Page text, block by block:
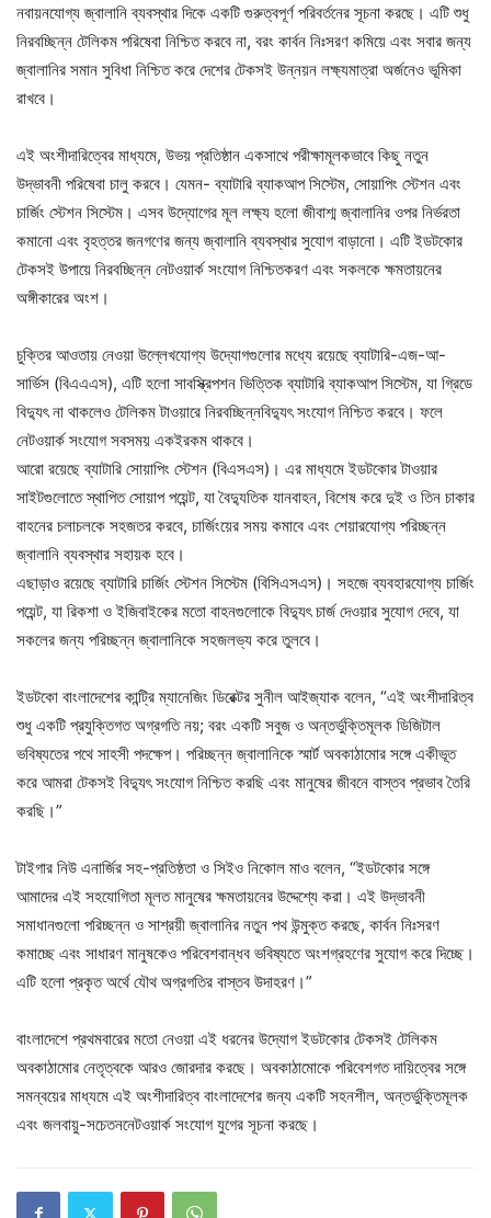
নবায়নযোগ্য জ্বালানি ব্যবস্থার দিকে একটি গুরুত্বপূর্ণ পরিবর্তনের সূচনা করছে। এটি শুধু
নিরবচ্ছিন্ন টেলিকম পরিষেবা নিশ্চিত করবে না, বরং কার্বন নিঃসরণ কমিয়ে এবং সবার জন্য
জ্বালানির সমান সুবিধা নিশ্চিত করে দেশের টেকসই উন্নয়ন লক্ষ্যমাত্রা অর্জনেও ভূমিকা
রাখবে।
এই অংশীদারিত্বের মাধ্যমে, উভয় প্রতিষ্ঠান একসাথে পরীক্ষামূলকভাবে কিছু নতুন
উদ্ভাবনী পরিষেবা চালু করবে। যেমন- ব্যাটারি ব্যাকআপ সিস্টেম, সোয়াপিং স্টেশন এবং
চার্জিং স্টেশন সিস্টেম। এসব উদ্যোগের মূল লক্ষ্য হলো জীবাশ্ম জ্বালানির ওপর নির্ভরতা
কমানো এবং বৃহত্তর জনগণের জন্য জ্বালানি ব্যবস্থার সুযোগ বাড়ানো। এটি ইডটকোর
টেকসই উপায়ে নিরবচ্ছিন্ন নেটওয়ার্ক সংযোগ নিশ্চিতকরণ এবং সকলকে ক্ষমতায়নের
অঙ্গীকারের অংশ।
চুক্তির আওতায় নেওয়া উল্লেখযোগ্য উদ্যোগগুলোর মধ্যে রয়েছে ব্যাটারি-এজ-আ-
সার্ভিস (বিএএএস), এটি হলো সাবস্ক্রিপশন ভিত্তিক ব্যাটারি ব্যাকআপ সিস্টেম, যা গ্রিডে
বিদ্যুৎ না থাকলেও টেলিকম টাওয়ারে নিরবচ্ছিন্নবিদ্যুৎ সংযোগ নিশ্চিত করবে। ফলে
নেটওয়ার্ক সংযোগ সবসময় একইরকম থাকবে।
আরো রয়েছে ব্যাটারি সোয়াপিং স্টেশন (বিএসএস)। এর মাধ্যমে ইডটকোর টাওয়ার
সাইটগুলোতে স্থাপিত সোয়াপ পয়েন্ট, যা বৈদ্যুতিক যানবাহন, বিশেষ করে দুই ও তিন চাকার
বাহনের চলাচলকে সহজতর করবে, চার্জিংয়ের সময় কমাবে এবং শেয়ারযোগ্য পরিচ্ছন্ন
জ্বালানি ব্যবস্থার সহায়ক হবে।
এছাড়াও রয়েছে ব্যাটারি চার্জিং স্টেশন সিস্টেম (বিসিএসএস)। সহজে ব্যবহারযোগ্য চার্জিং
পয়েন্ট, যা রিকশা ও ইজিবাইকের মতো বাহনগুলোকে বিদ্যুৎ চার্জ দেওয়ার সুযোগ দেবে, যা
সকলের জন্য পরিচ্ছন্ন জ্বালানিকে সহজলভ্য করে তুলবে।
ইডটকো বাংলাদেশের কান্ট্রি ম্যানেজিং ডিরেক্টর সুনীল আইজ্যাক বলেন, “এই অংশীদারিত্ব
শুধু একটি প্রযুক্তিগত অগ্রগতি নয়; বরং একটি সবুজ ও অন্তর্ভুক্তিমূলক ডিজিটাল
ভবিষ্যতের পথে সাহসী পদক্ষেপ। পরিচ্ছন্ন জ্বালানিকে স্মার্ট অবকাঠামোর সঙ্গে একীভূত
করে আমরা টেকসই বিদ্যুৎ সংযোগ নিশ্চিত করছি এবং মানুষের জীবনে বাস্তব প্রভাব তৈরি
করছি।”
টাইগার নিউ এনার্জির সহ-প্রতিষ্ঠতা ও সিইও নিকোল মাও বলেন, “ইডটকোর সঙ্গে
আমাদের এই সহযোগিতা মূলত মানুষের ক্ষমতায়নের উদ্দেশ্যে করা। এই উদ্ভাবনী
সমাধানগুলো পরিচ্ছন্ন ও সাশ্রয়ী জ্বালানির নতুন পথ উন্মুক্ত করছে, কার্বন নিঃসরণ
কমাচ্ছে এবং সাধারণ মানুষকেও পরিবেশবান্ধব ভবিষ্যতে অংশগ্রহণের সুযোগ করে দিচ্ছে।
এটি হলো প্রকৃত অর্থে যৌথ অগ্রগতির বাস্তব উদাহরণ।”
বাংলাদেশে প্রথমবারের মতো নেওয়া এই ধরনের উদ্যোগ ইডটকোর টেকসই টেলিকম
অবকাঠামোর নেতৃত্বকে আরও জোরদার করছে। অবকাঠামোকে পরিবেশগত দায়িত্বের সঙ্গে
সমন্বয়ের মাধ্যমে এই অংশীদারিত্ব বাংলাদেশের জন্য একটি সহনশীল, অন্তর্ভুক্তিমূলক
এবং জলবায়ু-সচেতননেটওয়ার্ক সংযোগ যুগের সূচনা করছে।